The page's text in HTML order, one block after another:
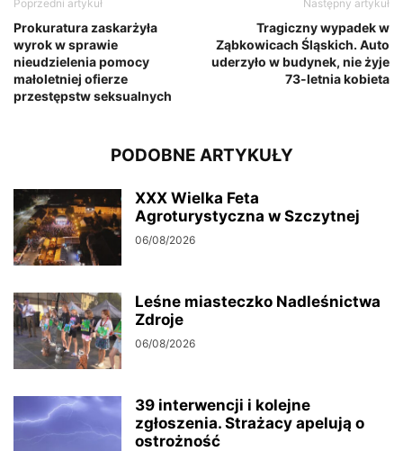
Poprzedni artykuł
Prokuratura zaskarżyła
wyrok w sprawie
nieudzielenia pomocy
małoletniej ofierze
przestępstw seksualnych
Następny artykuł
Tragiczny wypadek w
Ząbkowicach Śląskich. Auto
uderzyło w budynek, nie żyje
73-letnia kobieta
PODOBNE ARTYKUŁY
XXX Wielka Feta
Agroturystyczna w Szczytnej
06/08/2026
Leśne miasteczko Nadleśnictwa
Zdroje
06/08/2026
39 interwencji i kolejne
zgłoszenia. Strażacy apelują o
ostrożność